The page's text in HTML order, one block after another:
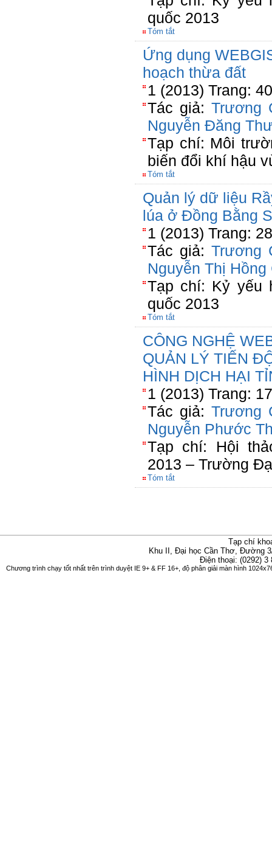
quốc 2013
Tóm tắt
Ứng dụng
hoạch thừa đất
1 (2013) Trang:
Tác giả: Trương
Nguyễn Đăng
Tạp chí: Môi
biến đổi khí hậu
Tóm tắt
Quản lý dữ liệu
lúa ở Đồng Bằng
1 (2013) Trang:
Tác giả: Trương
Nguyễn Thị Hồng
Tạp chí: Kỷ yếu
quốc 2013
Tóm tắt
CÔNG NGHỆ
QUẢN LÝ TIẾN
HÌNH DỊCH HẠI
1 (2013) Trang:
Tác giả: Trương
Nguyễn Phước
Tạp chí: Hội
2013 – Trường
Tóm tắt
Tạp chí
Khu II, Đại học Cần Thơ, Đường
Điện thoại: (0292)
Chương trình chạy tốt nhất trên trình duyệt IE 9+ & FF 16+, độ phân giải màn hình